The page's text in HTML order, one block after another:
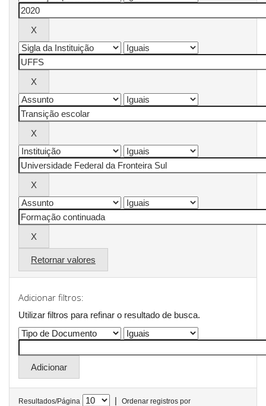
Retornar valores
Adicionar filtros:
Utilizar filtros para refinar o resultado de busca.
Resultados/Página |
Ordenar registros por